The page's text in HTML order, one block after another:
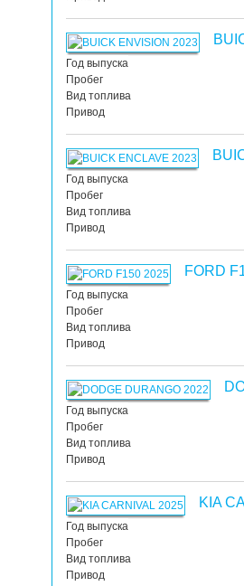
Год выпуска
Пробег
Вид топлива
Привод
Год выпуска
Пробег
Вид топлива
Привод
FORD
Год выпуска
Пробег
Вид топлива
Привод
Год выпуска
Пробег
Вид топлива
Привод
KIA
Год выпуска
Пробег
Вид топлива
Привод